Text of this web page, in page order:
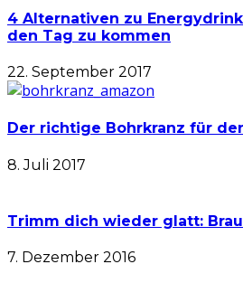
4 Alternativen zu
den Tag zu kommen
22. September 2017
Der richtige Bohrkranz für
8. Juli 2017
Trimm dich wieder glatt:
7. Dezember 2016